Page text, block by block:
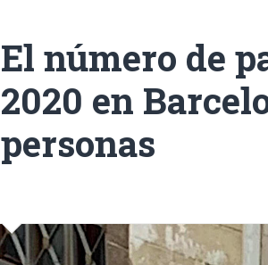
El número de
2020 en
personas